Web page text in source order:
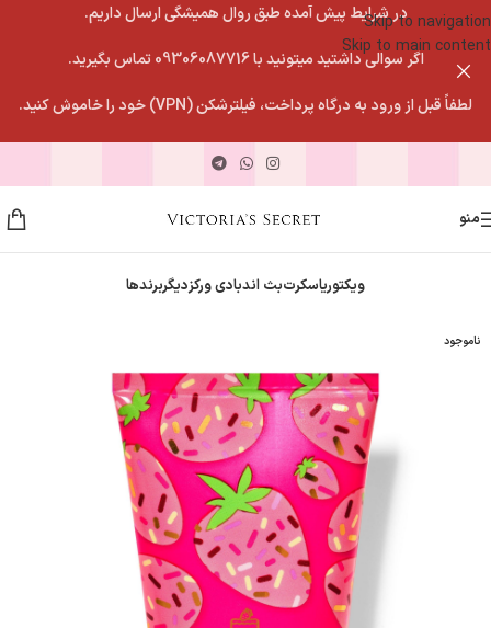
Skip to navigation
Skip to main content
در شرایط پیش آمده طبق روال همیشگی ارسال داریم.
اگر سوالی داشتید میتونید با 09306087716 تماس بگیرید.
لطفاً قبل از ورود به درگاه پرداخت، فیلترشکن (VPN) خود را خاموش کنید.
منو
ویکتوریاسکرتبث اندبادی ورکزدیگربرندها
ناموجود